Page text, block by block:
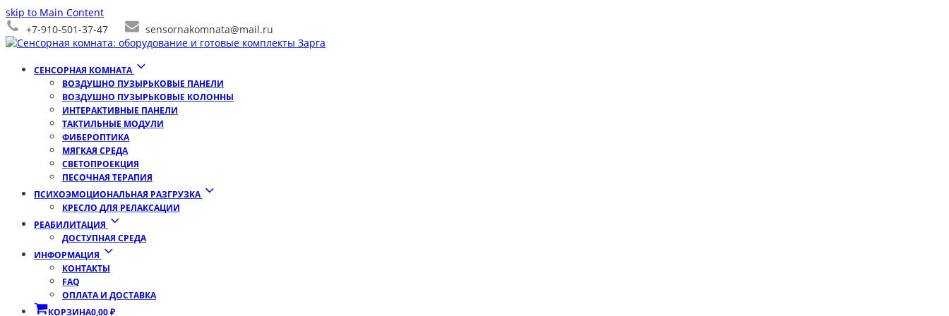
skip to Main Content
+7-910-501-37-47
sensornakomnata@mail.ru
СЕНСОРНАЯ КОМНАТА
ВОЗДУШНО ПУЗЫРЬКОВЫЕ ПАНЕЛИ
ВОЗДУШНО ПУЗЫРЬКОВЫЕ КОЛОННЫ
ИНТЕРАКТИВНЫЕ ПАНЕЛИ
ТАКТИЛЬНЫЕ МОДУЛИ
ФИБЕРОПТИКА
МЯГКАЯ СРЕДА
СВЕТОПРОЕКЦИЯ
ПЕСОЧНАЯ ТЕРАПИЯ
ПСИХОЭМОЦИОНАЛЬНАЯ РАЗГРУЗКА
КРЕСЛО ДЛЯ РЕЛАКСАЦИИ
РЕАБИЛИТАЦИЯ
ДОСТУПНАЯ СРЕДА
ИНФОРМАЦИЯ
КОНТАКТЫ
FAQ
ОПЛАТА И ДОСТАВКА
КОРЗИНА0,00₽